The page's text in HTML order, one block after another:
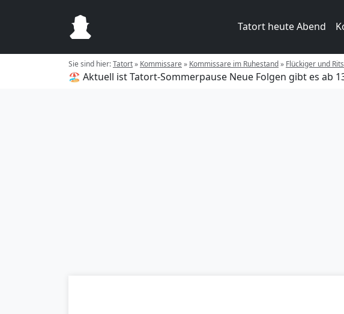
Tatort heute Abend
Sie sind hier:Tatort» Kommissare» Kommissare im Ruhestand» Flückiger und
🏖️ Aktuell ist Tatort-Sommerpause Neue Folgen gibt es ab